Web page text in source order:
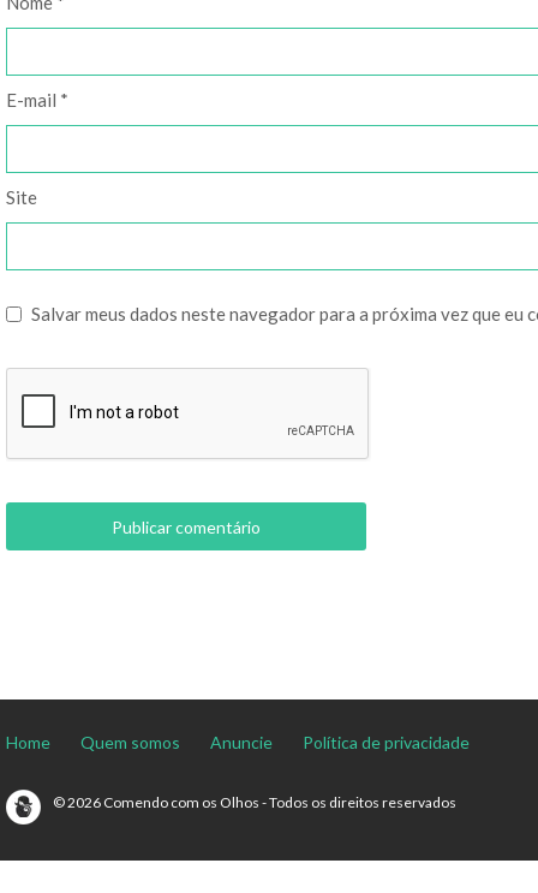
E-mail *
Site
Salvar meus dados neste navegador para a próxima vez que eu
Home Quem somos Anuncie Política de privacidade
© 2026 Comendo com os Olhos - Todos os direitos reservados